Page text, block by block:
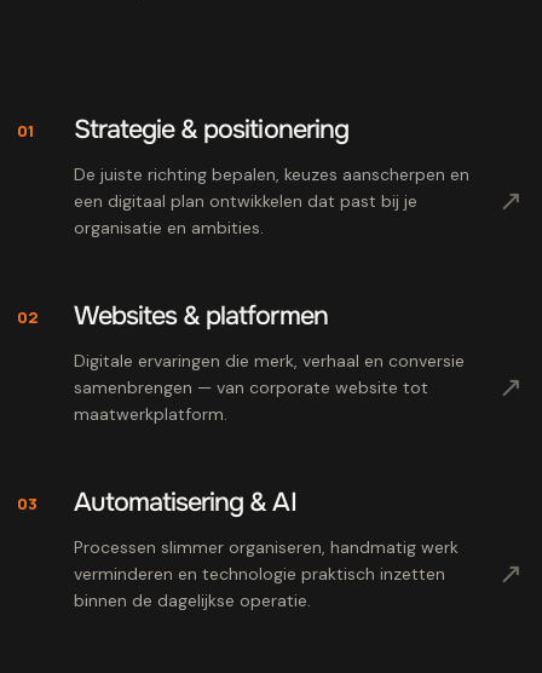
01 Strategie & positionering
De juiste richting bepalen, keuzes aanscherpen en
een digitaal plan ontwikkelen dat past bij je
organisatie en ambities.
↗
02 Websites & platformen
Digitale ervaringen die merk, verhaal en conversie
samenbrengen — van corporate website tot
maatwerkplatform.
↗
03 Automatisering & AI
Processen slimmer organiseren, handmatig werk
verminderen en technologie praktisch inzetten
binnen de dagelijkse operatie.
↗